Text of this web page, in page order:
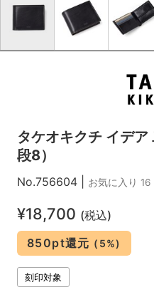
タケオキクチ イデ
段8）
No.756604 お気に入り 16
¥18,700 (税込)
850pt還元 (5%)
刻印対象